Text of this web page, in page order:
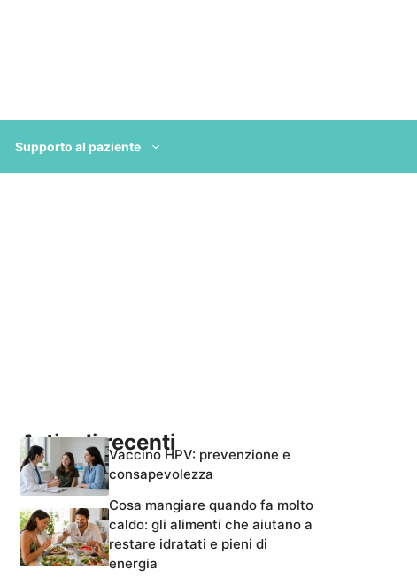
Supporto al paziente
Articoli recentiVaccino HPV: prevenzione e
consapevolezza
Cosa mangiare quando fa molto
caldo: gli alimenti che aiutano a
restare idratati e pieni di
energia